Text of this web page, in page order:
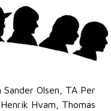
Olsen, TA Per
Hvam, Thomas